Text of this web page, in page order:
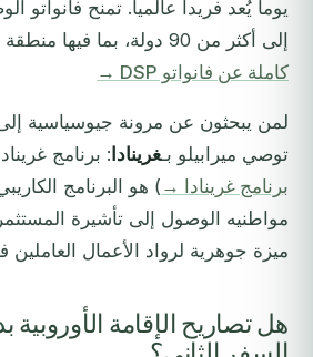
يوماً يُعد فريداً عالمياً. تمنح فانواتو
إلى أكثر من 90 دولة، بما فيها منطقة شنغن.
كاملة عن فانواتو DSP →
لمن يبحثون عن مرونة جيوسياسية
توصي ميرابيلو بـغرينادا : برنامج غرينادا CBI (
برنامج غرينادا → ) هو البرنامج
ميزة جوهرية لرواد الأعمال العاملين
هل تصاريح الإقامة الأوروبية